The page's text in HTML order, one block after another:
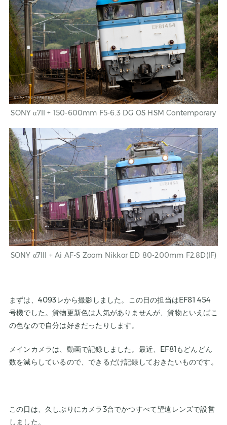
SONY α7II + 150-600mm F5-6.3 DG OS HSM Contemporary
SONY α7III + Ai AF-S Zoom Nikkor ED 80-200mm F2.8D(IF)
まずは、4093レから撮影しました。この日の担当はEF81 454
号機でした。貨物更新色は人気がありませんが、貨物といえばこ
の色なので自分は好きだったりします。
メインカメラは、動画で記録しました。最近、EF81もどんどん
数を減らしているので、できるだけ記録しておきたいものです。
この日は、久しぶりにカメラ3台でかつすべて望遠レンズで設営
しました。